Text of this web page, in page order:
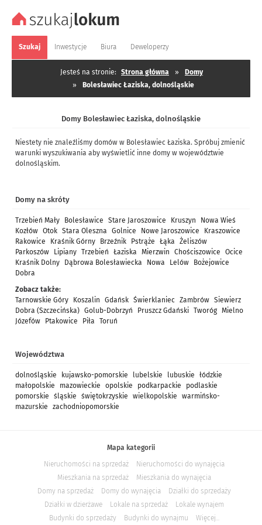
Szukaj Inwestycje Biura Deweloperzy
Jesteś na stronie: Strona główna »
Domy
»
Bolesławiec Łaziska, dolnośląskie
Domy Bolesławiec Łaziska, dolnośląskie
Niestety nie znaleźliśmy domów w Bolesławiec Łaziska. Spróbuj zmienić
warunki wyszukiwania aby wyświetlić inne domy w województwie
dolnośląskim.
Domy na skróty
Trzebień Mały Bolesławice Stare Jaroszowice Kruszyn
Nowa Wieś
Kozłów Otok Stara Oleszna Golnice Nowe Jaroszowice
Kraszowice
Rakowice
Kraśnik Górny Brzeźnik Pstrąże Łąka
Żeliszów
Parkoszów
Lipiany Trzebień Łaziska Mierzwin Chościszowice
Ocice
Kraśnik Dolny
Dąbrowa Bolesławiecka Nowa Lelów
Bożejowice
Dobra
Zobacz także:
Tarnowskie Góry
Koszalin Gdańsk Świerklaniec Zambrów Siewierz
Dobra (Szczecińska) Golub-Dobrzyń Pruszcz Gdański Tworóg Mielno
Józefów
Ptakowice Piła Toruń
Województwa
dolnośląskie kujawsko-pomorskie lubelskie lubuskie
łódzkie
małopolskie
mazowieckie opolskie podkarpackie
podlaskie
pomorskie
śląskie świętokrzyskie wielkopolskie
warmińsko-
mazurskie
zachodniopomorskie
Mapa kategorii
Nieruchomości na sprzedaż
Nieruchomości do wynajęcia
Mieszkania na sprzedaż
Mieszkania do wynajęcia
Domy na sprzedaż
Domy do wynajęcia
Działki do sprzedaży
Działki w dzierżawe
Lokale na sprzedaż
Lokale wynajem
Budynki do sprzedaży
Budynki do wynajmu Więcej...